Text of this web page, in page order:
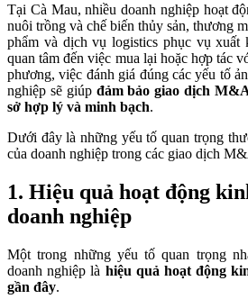
Tại Cà Mau, nhiều doanh nghiệp hoạt
nuôi trồng và chế biến thủy sản, thương
phẩm và dịch vụ logistics phục vụ xuất
quan tâm đến việc mua lại hoặc hợp tác
phương, việc đánh giá đúng các yếu tố
nghiệp sẽ giúp đảm bảo giao dịch
sở hợp lý và minh bạch.
Dưới đây là những yếu tố quan trọng
của doanh nghiệp trong các giao dịch
1. Hiệu quả hoạt động
doanh nghiệp
Một trong những yếu tố quan trọng
doanh nghiệp là hiệu quả hoạt động
gần đây.